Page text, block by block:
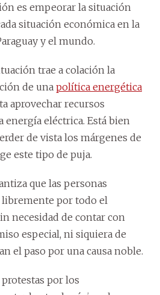
es empeorar la situación
situación económica en la
y el mundo.
trae a colación la
de una política energética
aprovechar recursos
energía eléctrica. Está bien
de vista los márgenes de
este tipo de puja.
que las personas
libremente por todo el
necesidad de contar con
especial, ni siquiera de
el paso por una causa noble.
por los